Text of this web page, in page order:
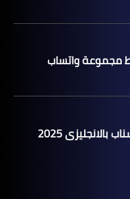
مجموعة واتساب
2025